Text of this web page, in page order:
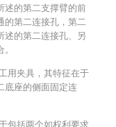
述的第二支撑臂的前
的第二连接孔，第二
述的第二连接孔、另
用夹具，其特征在于
底座的侧面固定连
包括两个如权利要求